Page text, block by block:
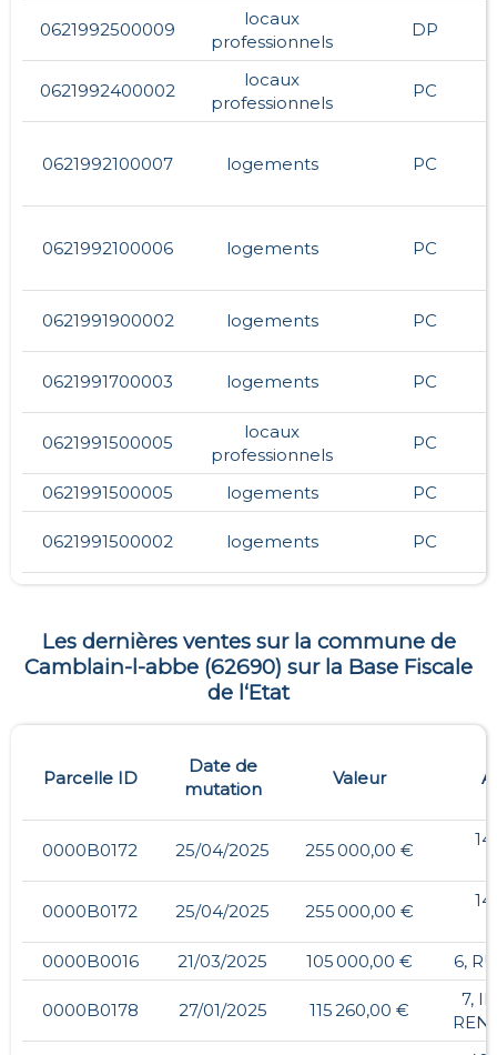
0621992500009
locaux
professionnels
DP
0621992400002
locaux
professionnels
PC
0621992100007 logements PC
0621992100006 logements PC
0621991900002 logements PC
0621991700003 logements PC
0621991500005
locaux
professionnels
PC
0621991500005 logements PC
0621991500002 logements PC
Les dernières ventes sur la commune de
Camblain-l-abbe (62690) sur la Base Fiscale
de l‘Etat
Parcelle ID
Date de
mutation
Valeur
0000B0172 25/04/2025 255 000,00 €
0000B0172 25/04/2025 255 000,00 €
0000B0016
21/03/2025 105 000,00 € 6,
0000B0178 27/01/2025 115 260,00 €
7,